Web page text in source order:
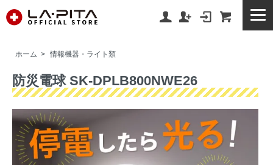
ホーム > 情報機器・ライト類
防災電球 SK-DPLB800NWE26